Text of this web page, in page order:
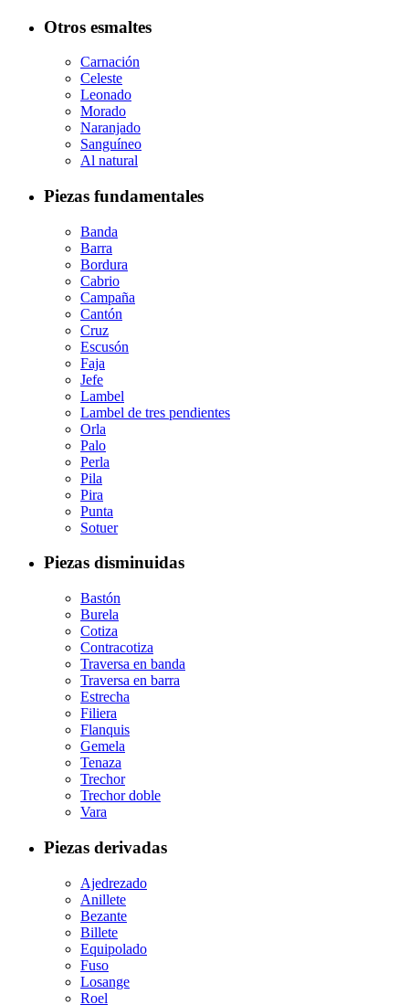
Otros esmaltes
Carnación
Celeste
Leonado
Morado
Naranjado
Sanguíneo
Al natural
Piezas fundamentales
Banda
Barra
Bordura
Cabrio
Campaña
Cantón
Cruz
Escusón
Faja
Jefe
Lambel
Lambel de tres pendientes
Orla
Palo
Perla
Pila
Pira
Punta
Sotuer
Piezas disminuidas
Bastón
Burela
Cotiza
Contracotiza
Traversa en banda
Traversa en barra
Estrecha
Filiera
Flanquis
Gemela
Tenaza
Trechor
Trechor doble
Vara
Piezas derivadas
Ajedrezado
Anillete
Bezante
Billete
Equipolado
Fuso
Losange
Roel